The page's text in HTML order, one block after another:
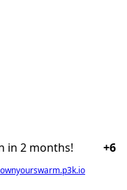
+6
in 2 months!
ownyourswarm.p3k.io